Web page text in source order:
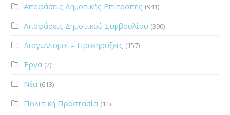
Αποφάσεις Δημοτικής Επιτροπής (941)
Αποφάσεις Δημοτικού Συμβουλίου (390)
Διαγωνισμοί – Προκηρύξεις (157)
Έργα (2)
Νέα (613)
Πολιτική Προστασία (11)